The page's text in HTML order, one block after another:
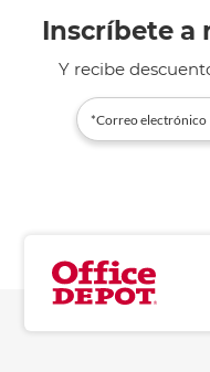
Inscríbete a
Y recibe